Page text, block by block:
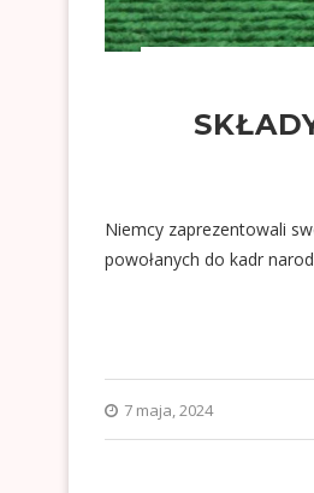
Niemcy zaprezentowali
powołanych do kadr
7 maja, 2024